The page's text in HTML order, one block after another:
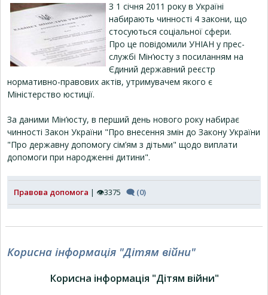
З 1 січня 2011 року в Україні
набирають чинності 4 закони, що
стосуються соціальної сфери.
Про це повідомили УНІАН у прес-
службі Мін’юсту з посиланням на
Єдиний державний реєстр
нормативно-правових актів, утримувачем якого є
Міністерство юстиції.
За даними Мін’юсту, в перший день нового року набирає
чинності Закон України "Про внесення змін до Закону України
"Про державну допомогу сім’ям з дітьми" щодо виплати
допомоги при народженні дитини".
Правова допомога | 👁3375 🗨 (0)
Корисна інформація "Дітям війни"
Корисна інформація "Дітям війни"